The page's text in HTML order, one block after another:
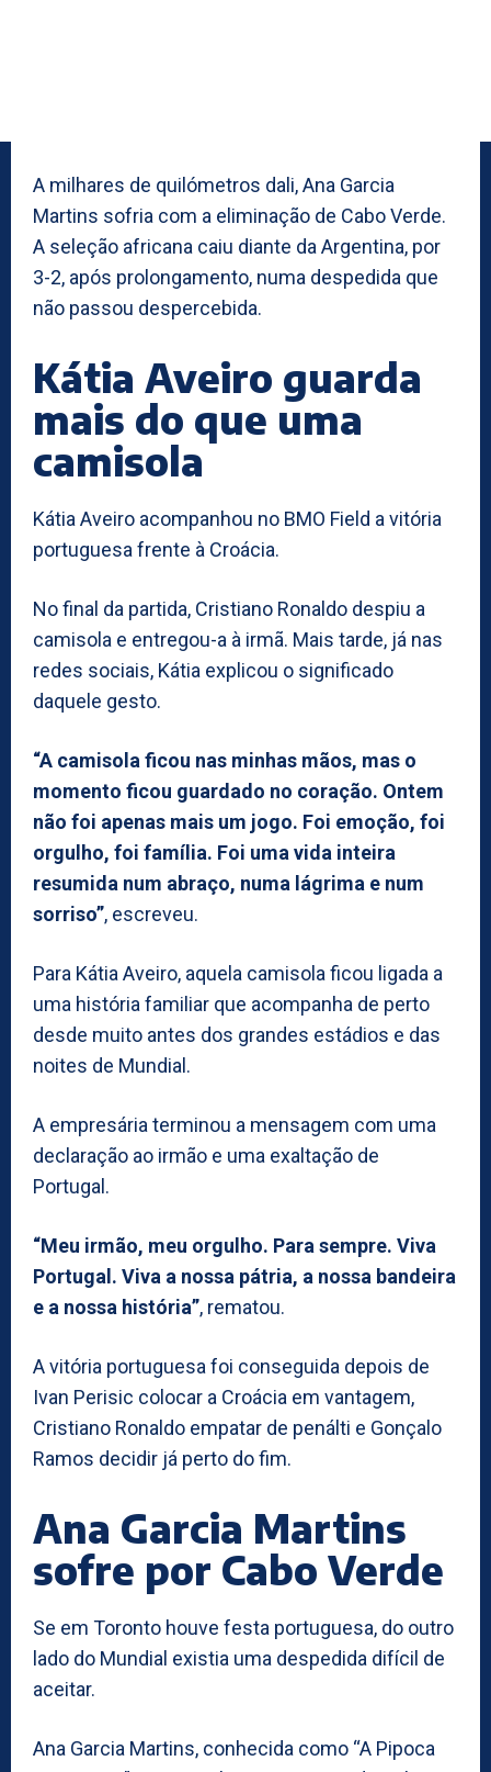
A milhares de quilómetros dali, Ana Garcia
Martins sofria com a eliminação de Cabo Verde.
A seleção africana caiu diante da Argentina, por
3-2, após prolongamento, numa despedida que
não passou despercebida.
Kátia Aveiro guarda
mais do que uma
camisola
Kátia Aveiro acompanhou no BMO Field a vitória
portuguesa frente à Croácia.
No final da partida, Cristiano Ronaldo despiu a
camisola e entregou-a à irmã. Mais tarde, já nas
redes sociais, Kátia explicou o significado
daquele gesto.
“A camisola ficou nas minhas mãos, mas o
momento ficou guardado no coração. Ontem
não foi apenas mais um jogo. Foi emoção, foi
orgulho, foi família. Foi uma vida inteira
resumida num abraço, numa lágrima e num
sorriso”, escreveu.
Para Kátia Aveiro, aquela camisola ficou ligada a
uma história familiar que acompanha de perto
desde muito antes dos grandes estádios e das
noites de Mundial.
A empresária terminou a mensagem com uma
declaração ao irmão e uma exaltação de
Portugal.
“Meu irmão, meu orgulho. Para sempre. Viva
Portugal. Viva a nossa pátria, a nossa bandeira
e a nossa história”, rematou.
A vitória portuguesa foi conseguida depois de
Ivan Perisic colocar a Croácia em vantagem,
Cristiano Ronaldo empatar de penálti e Gonçalo
Ramos decidir já perto do fim.
Ana Garcia Martins
sofre por Cabo Verde
Se em Toronto houve festa portuguesa, do outro
lado do Mundial existia uma despedida difícil de
aceitar.
Ana Garcia Martins, conhecida como “A Pipoca